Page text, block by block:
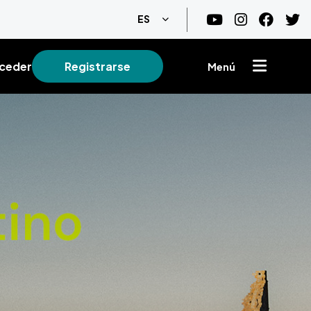
ES Lista adicional de acciones
Registrarse Menú